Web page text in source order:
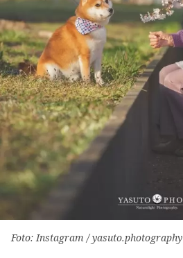
Foto: Instagram / yasuto.photography